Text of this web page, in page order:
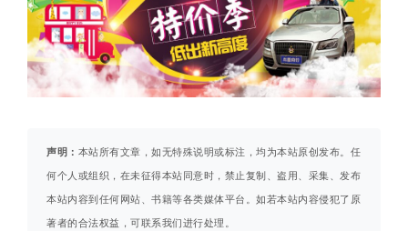
声明： 本站所有文章，如无特殊说明或标注，均为本站原创发布。任
何个人或组织，在未征得本站同意时，禁止复制、盗用、采集、发布
本站内容到任何网站、书籍等各类媒体平台。如若本站内容侵犯了原
著者的合法权益，可联系我们进行处理。